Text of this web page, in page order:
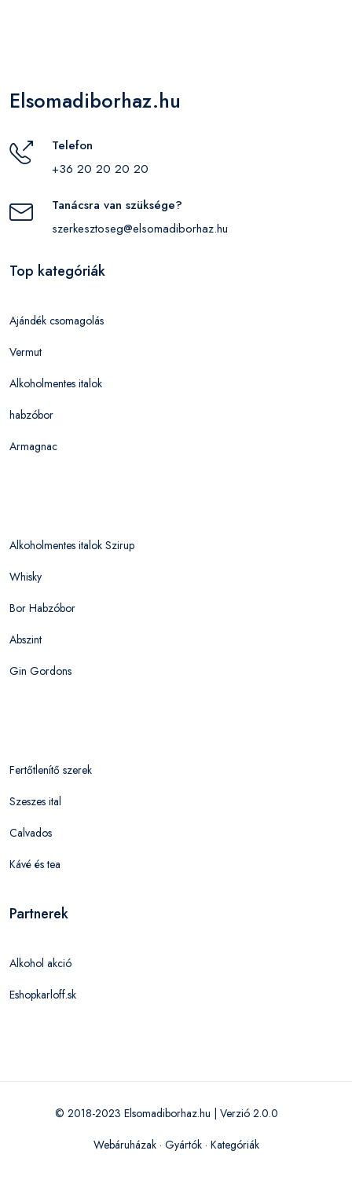
Elsomadiborhaz.hu
Telefon
+36 20 20 20 20
Tanácsra van szüksége?
szerkesztoseg@elsomadiborhaz.hu
Top kategóriák
Ajándék csomagolás
Vermut
Alkoholmentes italok
habzóbor
Armagnac
Alkoholmentes italok Szirup
Whisky
Bor Habzóbor
Abszint
Gin Gordons
Fertőtlenítő szerek
Szeszes ital
Calvados
Kávé és tea
Partnerek
Alkohol akció
Eshopkarloff.sk
© 2018-2023 Elsomadiborhaz.hu | Verzió 2.0.0
Webáruházak· Gyártók· Kategóriák